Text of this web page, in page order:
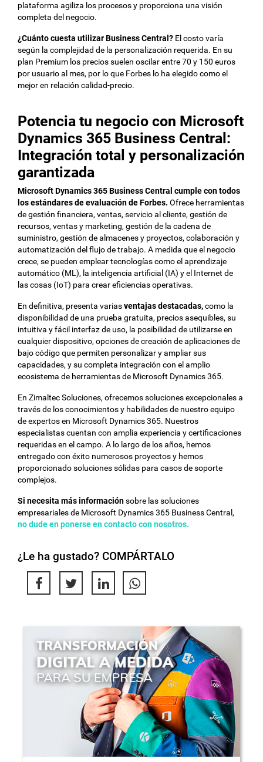
plataforma agiliza los procesos y proporciona una visión
completa del negocio.
¿Cuánto cuesta utilizar Business Central? El costo varía
según la complejidad de la personalización requerida. En su
plan Premium los precios suelen oscilar entre 70 y 150 euros
por usuario al mes, por lo que Forbes lo ha elegido como el
mejor en relación calidad-precio.
Potencia tu negocio con Microsoft
Dynamics 365 Business Central:
Integración total y personalización
garantizada
Microsoft Dynamics 365 Business Central cumple con todos
los estándares de evaluación de Forbes. Ofrece herramientas
de gestión financiera, ventas, servicio al cliente, gestión de
recursos, ventas y marketing, gestión de la cadena de
suministro, gestión de almacenes y proyectos, colaboración y
automatización del flujo de trabajo. A medida que el negocio
crece, se pueden emplear tecnologías como el aprendizaje
automático (ML), la inteligencia artificial (IA) y el Internet de
las cosas (IoT) para crear eficiencias operativas.
En definitiva, presenta variasventajas destacadas,como la
disponibilidad de una prueba gratuita, precios asequibles, su
intuitiva y fácil interfaz de uso, la posibilidad de utilizarse en
cualquier dispositivo, opciones de creación de aplicaciones de
bajo código que permiten personalizar y ampliar sus
capacidades, y su completa integración con el amplio
ecosistema de herramientas de Microsoft Dynamics 365.
En Zimaltec Soluciones, ofrecemos soluciones excepcionales a
través de los conocimientos y habilidades de nuestro equipo
de expertos en Microsoft Dynamics 365. Nuestros
especialistas cuentan con amplia experiencia y certificaciones
requeridas en el campo. A lo largo de los años, hemos
entregado con éxito numerosos proyectos y hemos
proporcionado soluciones sólidas para casos de soporte
complejos.
Si necesita más informaciónsobre las soluciones
empresariales de Microsoft Dynamics 365 Business Central,
no dude en ponerse en contacto con nosotros.
¿Le ha gustado? COMPÁRTALO